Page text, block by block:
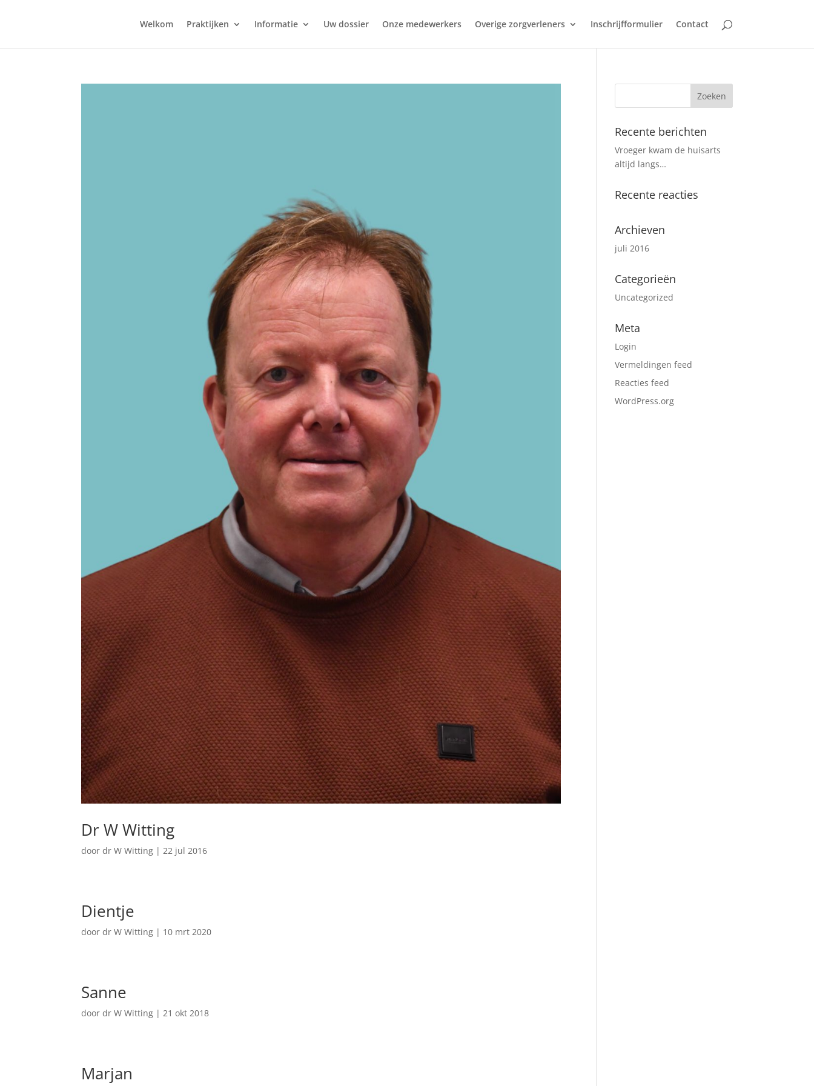
Welkom Praktijken Informatie Uw dossier Onze medewerkers Overige zorgverleners Inschrijfformulier Contact
Dr W Witting
doordr W Witting |22 jul 2016
Dientje
doordr W Witting | 10 mrt 2020
Sanne
doordr W Witting |21 okt 2018
Marjan
Recente berichten
Vroeger kwam de huisarts
altijd langs…
Recente reacties
Archieven
juli 2016
Categorieën
Uncategorized
Meta
Login
Vermeldingen feed
Reacties feed
WordPress.org